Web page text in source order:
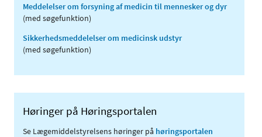
Meddelelser om forsyning af medicin til mennesker og dyr
(med søgefunktion)
Sikkerhedsmeddelelser om medicinsk udstyr
(med søgefunktion)
Høringer på Høringsportalen
Se Lægemiddelstyrelsens høringer på høringsportalen